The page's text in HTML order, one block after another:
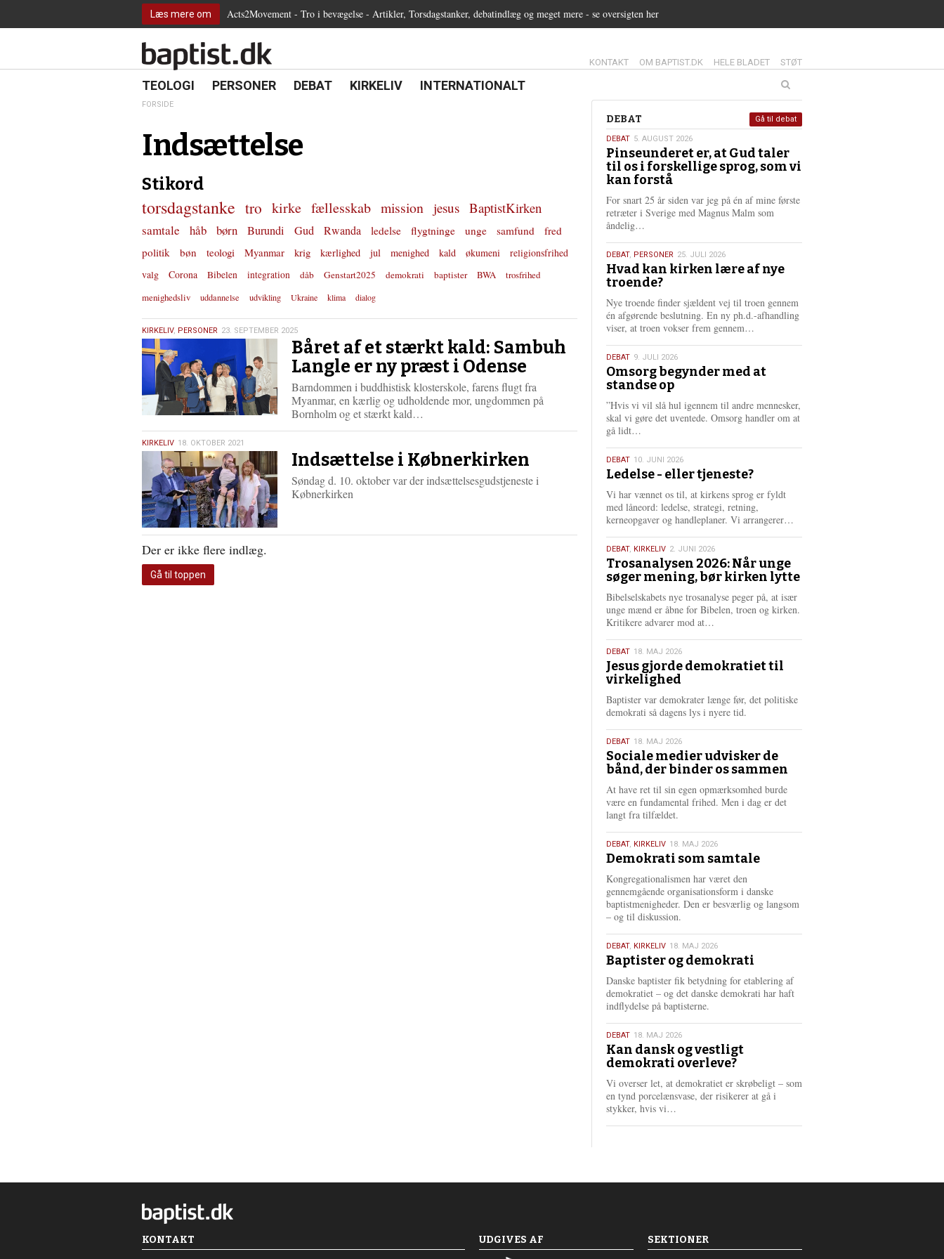
gå
for
6.0:
Internationalt
Læs mere om Acts2Movement - Tro i bevægelse - Artikler, Torsdagstanker, debatindlæg og meget mere - se oversigten her
13.0:
KONTAKT 14.0:
OM BAPTIST.DK 15.0:
HELE BLADET 16.0:
STØT
18.0:
TEOLOGI 19.0:
PERSONER 20.0:
DEBAT 21.0:
KIRKELIV 22.0:
INTERNATIONALT
FORSIDE
Indsættelse
Stikord
torsdagstanke tro kirke fællesskab mission jesus BaptistKirken
samtale håb børn Burundi Gud Rwanda ledelse flygtninge unge samfund
fred
politik
bøn teologi Myanmar krig kærlighed jul menighed kald økumeni
religionsfrihed
valg
Corona Bibelen integration dåb Genstart2025 demokrati baptister BWA
trosfrihed
menighedsliv
uddannelse udvikling Ukraine klima dialog
23.
september
2025
KIRKELIV, PERSONER 23. SEPTEMBER 2025
Båret af et stærkt kald: Sambuh
Langle er ny præst i Odense
Barndommen i buddhistisk klosterskole, farens flugt fra
Myanmar, en kærlig og udholdende mor, ungdommen på
Bornholm og et stærkt kald…
m
e
r
18.
oktober
2021
KIRKELIV 18. OKTOBER 2021
Indsættelse i Købnerkirken
Søndag d. 10. oktober var der indsættelsesgudstjeneste i
Købnerkirken
Der er ikke flere indlæg.
Gå til toppen
Debat
DEBAT
5.
august
2026
DEBAT 5. AUGUST 2026
Pinseunderet er, at Gud taler
til os i forskellige sprog, som vi
kan forstå
For snart 25 år siden var jeg på én af mine første
retræter i Sverige med Magnus Malm som
åndelig…
s
m
e
r
e
25.
juli
2026
DEBAT, PERSONER 25. JULI 2026
Hvad kan kirken lære af nye
troende?
Nye troende finder sjældent vej til troen gennem
én afgørende beslutning. En ny ph.d.-afhandling
viser, at troen vokser frem gennem…
e
e
9.
juli
2026
DEBAT 9. JULI 2026
Omsorg begynder med at
standse op
”Hvis vi vil slå hul igennem til andre mennesker,
skal vi gøre det uventede. Omsorg handler om at
gå lidt…
s
e
r
e
10.
juni
2026
DEBAT 10. JUNI 2026
Ledelse - eller tjeneste?
Vi har vænnet os til, at kirkens sprog er fyldt
med låneord: ledelse, strategi, retning,
kerneopgaver og handleplaner. Vi arrangerer…
r
e
2.
juni
2026
DEBAT, KIRKELIV 2. JUNI 2026
Trosanalysen 2026: Når unge
søger mening, bør kirken lytte
Bibelselskabets nye trosanalyse peger på, at især
unge mænd er åbne for Bibelen, troen og kirken.
Kritikere advarer mod at…
e
e
18.
maj
2026
DEBAT 18. MAJ 2026
Jesus gjorde demokratiet til
virkelighed
Baptister var demokrater længe før, det politiske
demokrati så dagens lys i nyere tid.
18.
maj
2026
DEBAT 18. MAJ 2026
Sociale medier udvisker de
bånd, der binder os sammen
At have ret til sin egen opmærksomhed burde
være en fundamental frihed. Men i dag er det
langt fra tilfældet.
18.
maj
2026
DEBAT, KIRKELIV 18. MAJ 2026
Demokrati som samtale
Kongregationalismen har været den
gennemgående organisationsform i danske
baptistmenigheder. Den er besværlig og langsom
– og til diskussion.
18.
maj
2026
DEBAT, KIRKELIV 18. MAJ 2026
Baptister og demokrati
Danske baptister fik betydning for etablering af
demokratiet – og det danske demokrati har haft
indflydelse på baptisterne.
18.
maj
2026
DEBAT 18. MAJ 2026
Kan dansk og vestligt
demokrati overleve?
Vi overser let, at demokratiet er skrøbeligt – som
en tynd porcelænsvase, der risikerer at gå i
stykker, hvis vi…
e
Gå til debat
KONTAKT UDGIVES AF SEKTIONER